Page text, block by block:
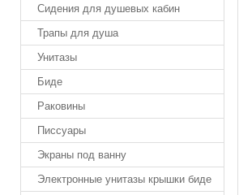
Сидения для душевых кабин
Трапы для душа
Унитазы
Биде
Раковины
Писсуары
Экраны под ванну
Электронные унитазы крышки биде